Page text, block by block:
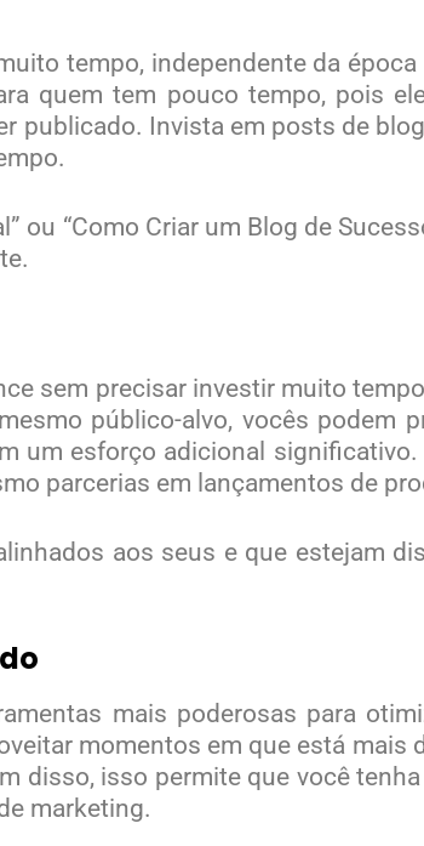
tempo, independente da
quem tem pouco tempo, pois
publicado. Invista em posts de
ou “Como Criar um Blog de
sem precisar investir muito
público-alvo, vocês podem
um esforço adicional
parcerias em lançamentos de
aos seus e que estejam
mais poderosas para
momentos em que está mais
disso, isso permite que você
marketing.